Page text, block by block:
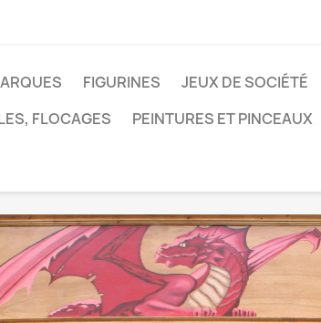
FIGURINES JEUX DE SOCIÉTÉ
FLOCAGES
PEINTURES ET PINCEAUX